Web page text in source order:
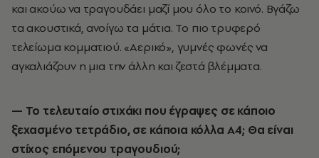
και ακούω να τραγουδάει μαζί μου όλο το κοινό. Βγάζω
τα ακουστικά, ανοίγω τα μάτια. Το πιο τρυφερό
τελείωμα κομματιού. «Αερικό», γυμνές φωνές να
αγκαλιάζουν η μια την άλλη και ζεστά βλέμματα.
— Το τελευταίο στιχάκι που έγραψες σε κάποιο
ξεχασμένο τετράδιο, σε κάποια κόλλα Α4; Θα είναι
στίχος επόμενου τραγουδιού;